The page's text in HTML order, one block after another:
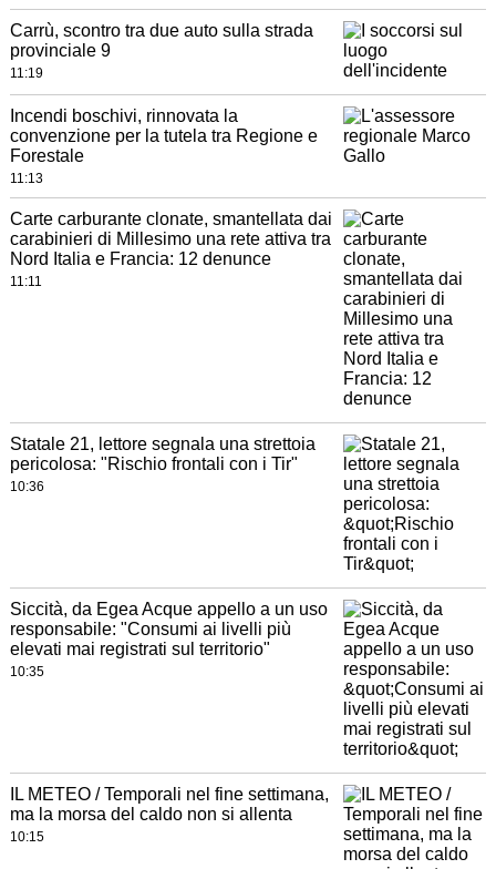
Carrù, scontro tra due auto sulla strada
provinciale 9
11:19
Incendi boschivi, rinnovata la
convenzione per la tutela tra Regione e
Forestale
11:13
Carte carburante clonate, smantellata dai
carabinieri di Millesimo una rete attiva tra
Nord Italia e Francia: 12 denunce
11:11
Statale 21, lettore segnala una strettoia
pericolosa: "Rischio frontali con i Tir"
10:36
Siccità, da Egea Acque appello a un uso
responsabile: "Consumi ai livelli più
elevati mai registrati sul territorio"
10:35
IL METEO / Temporali nel fine settimana,
ma la morsa del caldo non si allenta
10:15